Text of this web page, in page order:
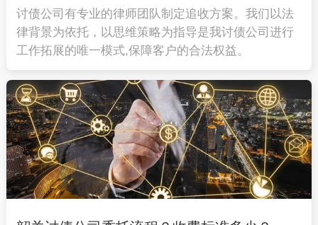
讨债公司有专业的律师团队制定追收方案。我们以法
律背景为依托，以思维策略为指导是我讨债公司进行
工作拓展的唯一模式,保障客户的合法权益。